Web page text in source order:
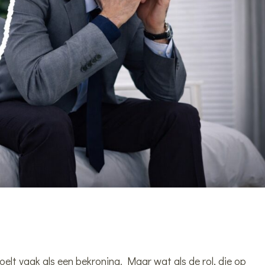
vaak als een bekroning. Maar wat als de rol, die op